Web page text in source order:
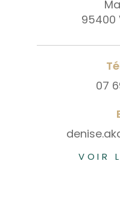
95400
07
VOIR